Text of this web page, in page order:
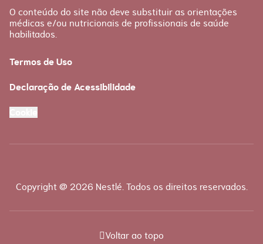
O conteúdo do site não deve substituir as orientações
médicas e/ou nutricionais de profissionais de saúde
habilitados.
Termos de Uso
Declaração de Acessibilidade
Cookie
Copyright @ 2026 Nestlé. Todos os direitos reservados.
Voltar ao topo